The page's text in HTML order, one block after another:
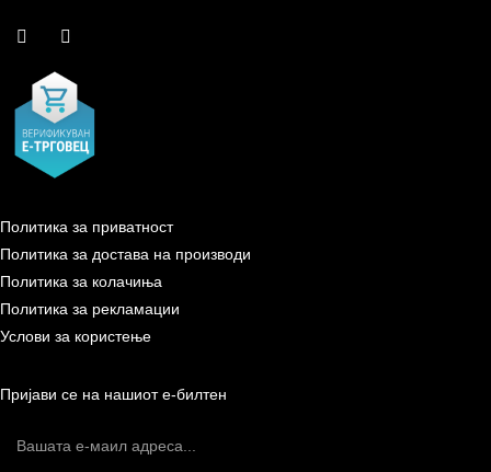
Политика за приватност
Политика за достава на производи
Политика за колачиња
Политика за рекламации
Услови за користење
Пријави се на нашиот е-билтен